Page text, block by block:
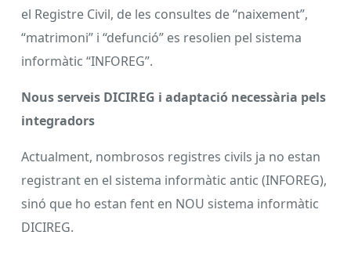
el Registre Civil, de les consultes de “naixement”,
“matrimoni” i “defunció” es resolien pel sistema
informàtic “INFOREG”.
Nous serveis DICIREG i adaptació necessària pels
integradors
Actualment, nombrosos registres civils ja no estan
registrant en el sistema informàtic antic (INFOREG),
sinó que ho estan fent en NOU sistema informàtic
DICIREG.